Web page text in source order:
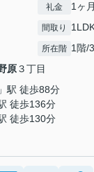
礼金 1ヶ月
間取り
所在階 1階/
原３丁目
」駅 徒歩88分
徒歩136分
徒歩130分